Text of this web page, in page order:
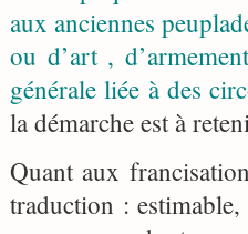
aux anciennes
ou d’art ,
générale liée à des
la démarche est à
Quant aux
traduction :